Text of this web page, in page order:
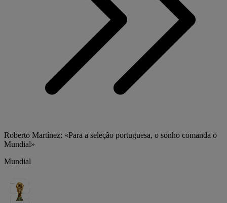
Roberto Martínez: «Para a seleção portuguesa, o sonho comanda o
Mundial»
Mundial